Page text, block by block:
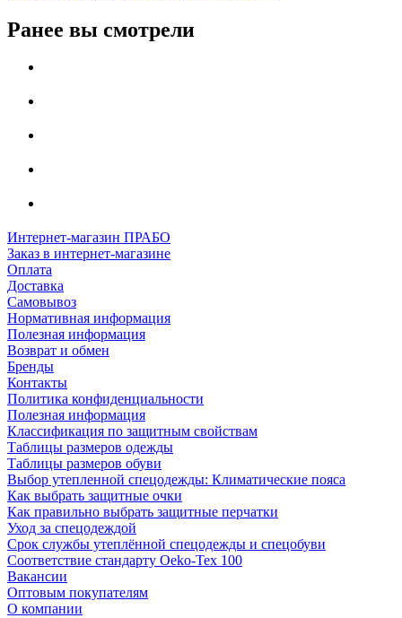
Ранее вы смотрели
Интернет-магазин ПРАБО
Заказ в интернет-магазине
Оплата
Доставка
Самовывоз
Нормативная информация
Полезная информация
Возврат и обмен
Бренды
Контакты
Политика конфиденциальности
Полезная информация
Классификация по защитным свойствам
Таблицы размеров одежды
Таблицы размеров обуви
Выбор утепленной спецодежды: Климатические пояса
Как выбрать защитные очки
Как правильно выбрать защитные перчатки
Уход за спецодеждой
Срок службы утеплённой спецодежды и спецобуви
Соответствие стандарту Oeko-Tex 100
Вакансии
Оптовым покупателям
О компании